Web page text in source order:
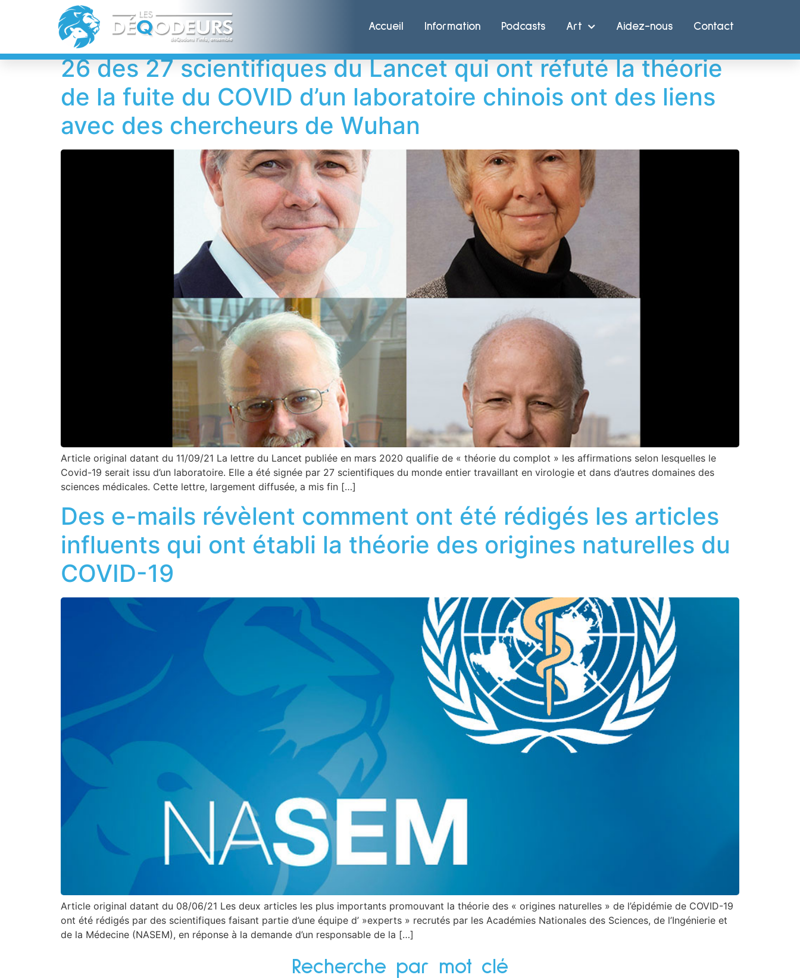
Accueil Information Podcasts Art Aidez-nous Contact
Étiquette :Bernard Roizman
26 des 27 scientifiques du Lancet qui ont réfuté la théorie
de la fuite du COVID d’un laboratoire chinois ont des liens
avec des chercheurs de Wuhan
Article original datant du 11/09/21 La lettre du Lancet publiée en mars 2020 qualifie de « théorie du complot » les affirmations selon lesquelles le
Covid-19 serait issu d’un laboratoire. Elle a été signée par 27 scientifiques du monde entier travaillant en virologie et dans d’autres domaines des
sciences médicales. Cette lettre, largement diffusée, a mis fin […]
Des e-mails révèlent comment ont été rédigés les articles
influents qui ont établi la théorie des origines naturelles du
COVID-19
Article original datant du 08/06/21 Les deux articles les plus importants promouvant la théorie des « origines naturelles » de l’épidémie de COVID-19
ont été rédigés par des scientifiques faisant partie d’une équipe d’ »experts » recrutés par les Académies Nationales des Sciences, de l’Ingénierie et
de la Médecine (NASEM), en réponse à la demande d’un responsable de la […]
Recherche par mot clé